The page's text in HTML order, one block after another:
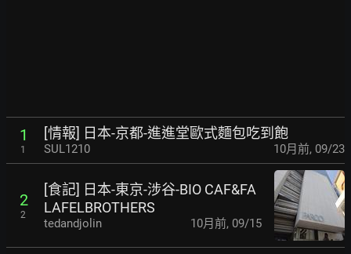
1
1
[情報] 日本-京都-進進堂歐式麵包吃到飽
SUL1210 10月前, 09/23
2
2
[食記] 日本-東京-涉谷-BIO CAF&FA
LAFELBROTHERS
tedandjolin 10月前, 09/15